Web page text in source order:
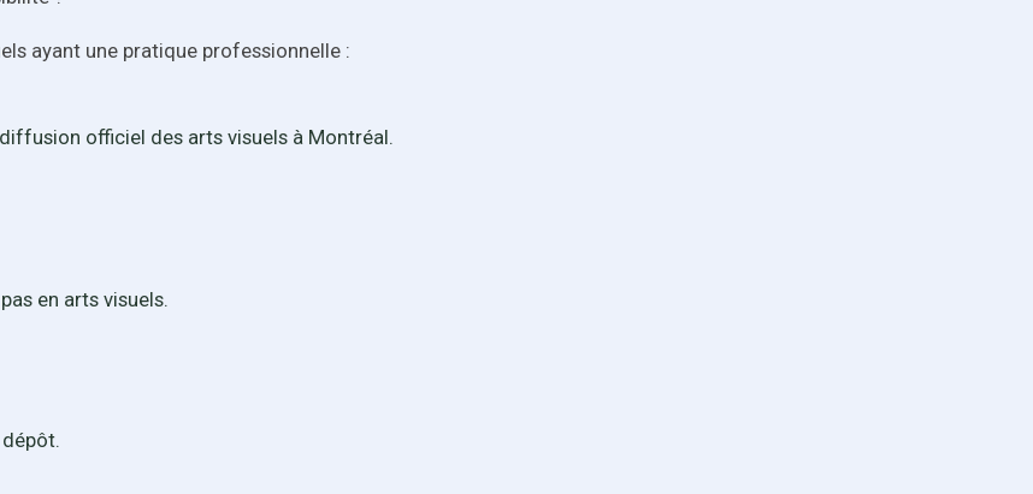
ayant une pratique professionnelle :
officiel des arts visuels à Montréal.
en arts visuels.